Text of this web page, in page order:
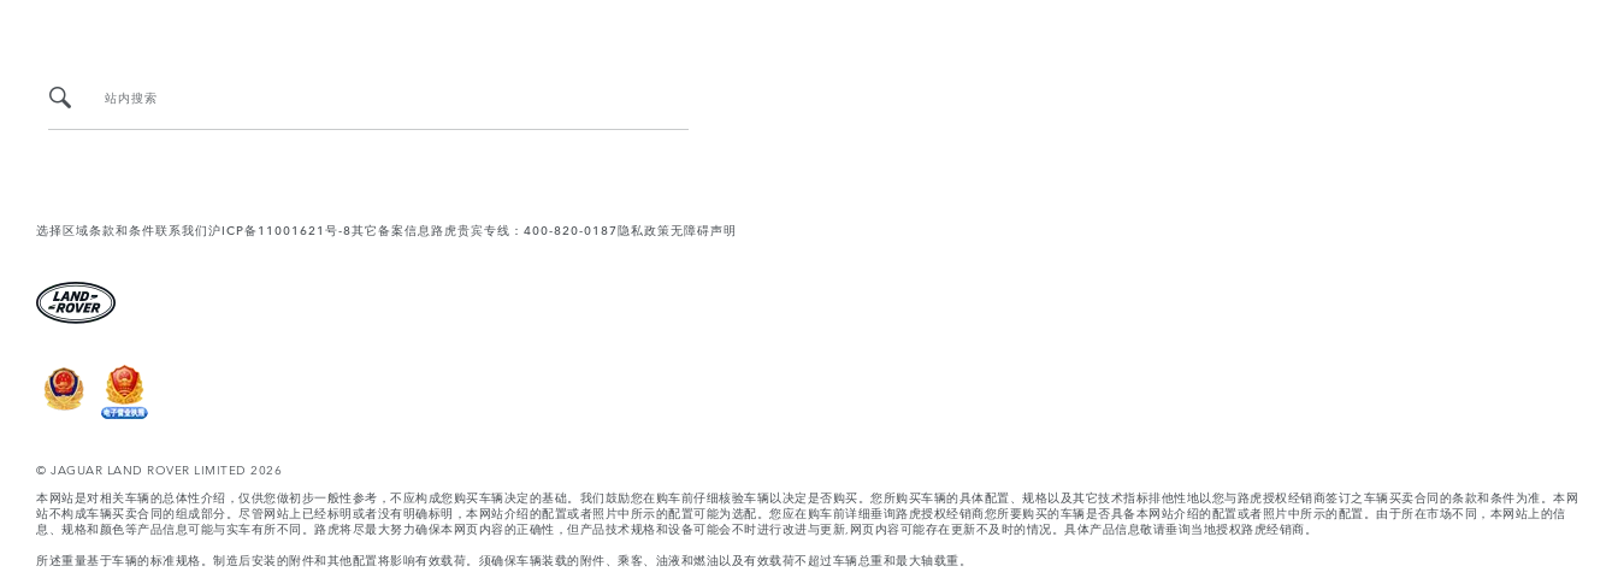
站内搜索
选择区域条款和条件联系我们沪ICP备11001621号-8其它备案信息路虎贵宾专线：400-820-0187隐私政策无障碍声明
© JAGUAR LAND ROVER LIMITED 2026
本网站是对相关车辆的总体性介绍，仅供您做初步一般性参考，不应构成您购买车辆决定的基础。我们鼓励您在购车前仔细核验车辆以决定是否购买。您所购买车辆的具体配置、规格以及其它技术指标排他性地以您与路虎授权经销商签订之车辆买卖合同的条款和条件为准。本网
站不构成车辆买卖合同的组成部分。尽管网站上已经标明或者没有明确标明，本网站介绍的配置或者照片中所示的配置可能为选配。您应在购车前详细垂询路虎授权经销商您所要购买的车辆是否具备本网站介绍的配置或者照片中所示的配置。由于所在市场不同，本网站上的信
息、规格和颜色等产品信息可能与实车有所不同。路虎将尽最大努力确保本网页内容的正确性，但产品技术规格和设备可能会不时进行改进与更新,网页内容可能存在更新不及时的情况。具体产品信息敬请垂询当地授权路虎经销商。
所述重量基于车辆的标准规格。制造后安装的附件和其他配置将影响有效载荷。须确保车辆装载的附件、乘客、油液和燃油以及有效载荷不超过车辆总重和最大轴载重。